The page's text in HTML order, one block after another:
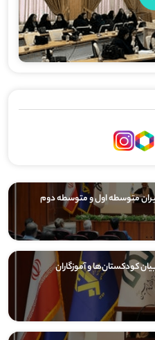
متوسطه اول و متوسطه دوم
کودکستان‌ها و آموزگاران